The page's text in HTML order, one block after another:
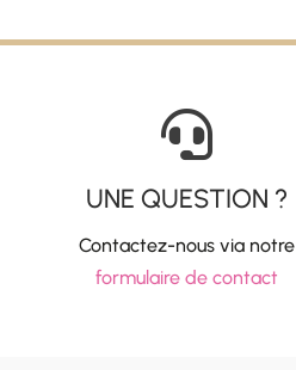

UNE QUESTION ?
Contactez-nous via notre
formulaire de contact